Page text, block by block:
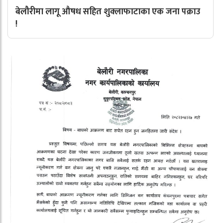
बेलौरीमा लागू औषध सहित शुक्लाफाटाका एक जना पक्राउ
!